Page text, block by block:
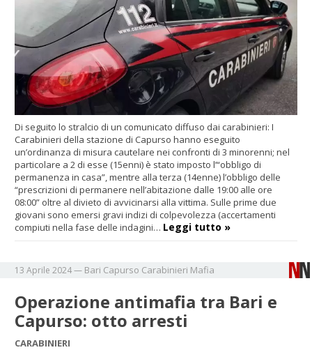
Di seguito lo stralcio di un comunicato diffuso dai carabinieri: I
Carabinieri della stazione di Capurso hanno eseguito
un’ordinanza di misura cautelare nei confronti di 3 minorenni; nel
particolare a 2 di esse (15enni) è stato imposto l’“obbligo di
permanenza in casa”, mentre alla terza (14enne) l’obbligo delle
“prescrizioni di permanere nell’abitazione dalle 19:00 alle ore
08:00” oltre al divieto di avvicinarsi alla vittima. Sulle prime due
giovani sono emersi gravi indizi di colpevolezza (accertamenti
compiuti nella fase delle indagini… Leggi tutto »
13 Aprile 2024— Bari Capurso Carabinieri Mafia
Operazione antimafia tra Bari e
Capurso: otto arresti
CARABINIERI